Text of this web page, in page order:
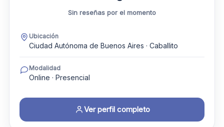
Sin reseñas por el momento
Ubicación
Ciudad Autónoma de Buenos Aires · Caballito
Modalidad
Online · Presencial
Ver perfil completo